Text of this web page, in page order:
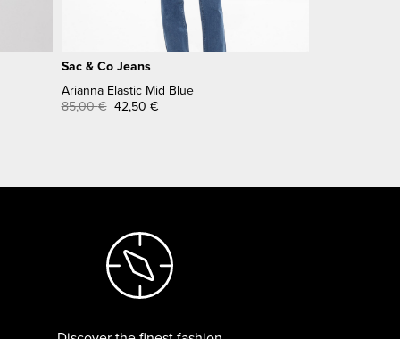
Sac & Co Jeans
Arianna Elastic Mid Blue
85,00€ 42,50 €